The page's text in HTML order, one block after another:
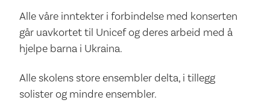
Alle våre inntekter i forbindelse med konserten
går uavkortet til Unicef og deres arbeid med å
hjelpe barna i Ukraina.
Alle skolens store ensembler delta, i tillegg
solister og mindre ensembler.